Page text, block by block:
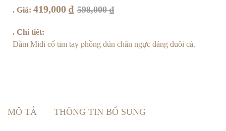
. Giá: 419,000 ₫ 598,000₫
. Chi tiết:
Đầm Midi cổ tim tay phồng dún chân ngực dáng đuôi cá.
MÔ TẢ THÔNG TIN BỔ SUNG